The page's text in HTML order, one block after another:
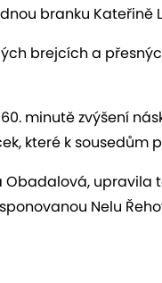
branku Kateřině
brejcích a
minutě zvýšení
které k sousedům
upravila
Nelu